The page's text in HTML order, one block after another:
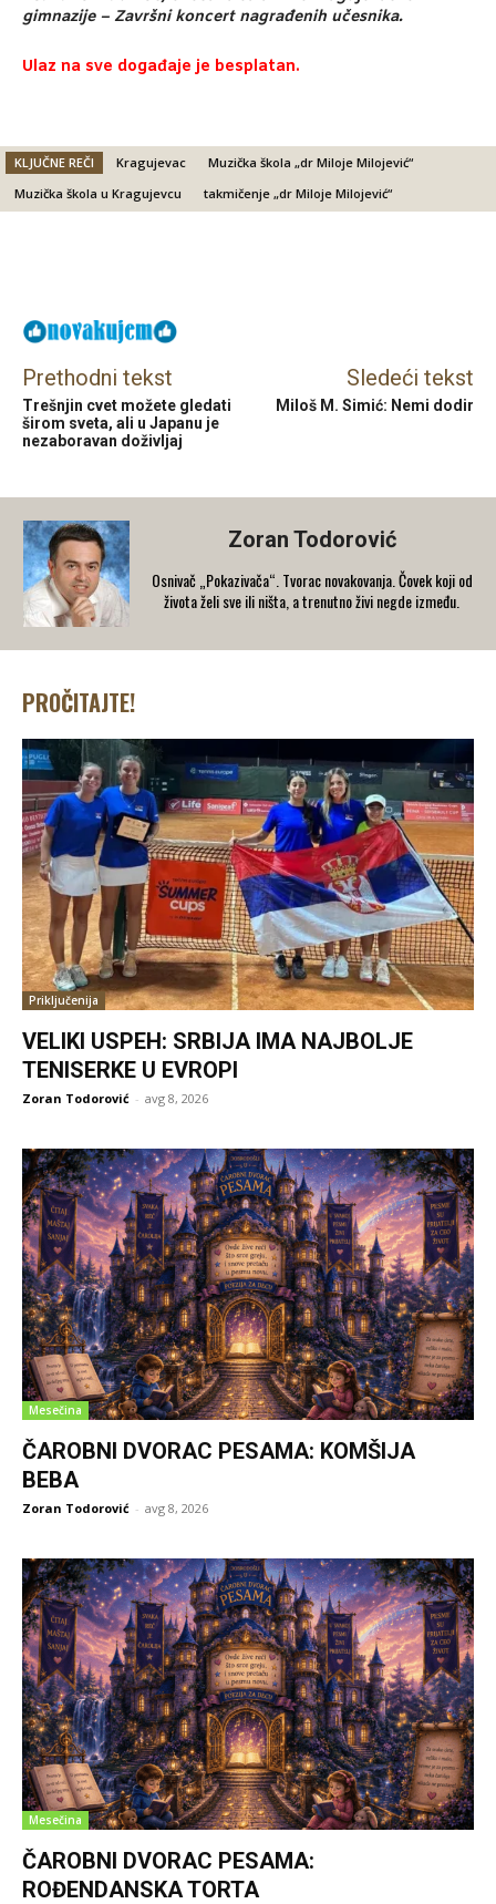
gimnazije – Završni koncert nagrađenih učesnika.
Ulaz na sve događaje je besplatan.
KLJUČNE REČI Kragujevac
Muzička škola „dr Miloje Milojević“
Muzička škola u Kragujevcu
takmičenje „dr Miloje Milojević“
Prethodni tekst
Trešnjin cvet možete gledati
širom sveta, ali u Japanu je
nezaboravan doživljaj
Sledeći tekst
Miloš M. Simić: Nemi dodir
Zoran Todorović
Osnivač „Pokazivača“. Tvorac novakovanja. Čovek koji od
života želi sve ili ništa, a trenutno živi negde između.
PROČITAJTE!
Priključenija
VELIKI USPEH: SRBIJA IMA NAJBOLJE
TENISERKE U EVROPI
Zoran Todorović - avg 8, 2026
Mesečina
ČAROBNI DVORAC PESAMA: KOMŠIJA
BEBA
Zoran Todorović - avg 8, 2026
Mesečina
ČAROBNI DVORAC PESAMA:
ROĐENDANSKA TORTA